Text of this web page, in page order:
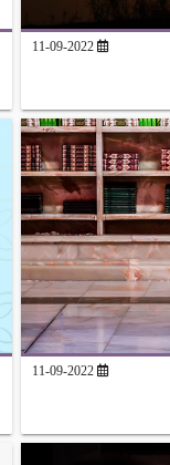
11-09-2022
11-09-2022